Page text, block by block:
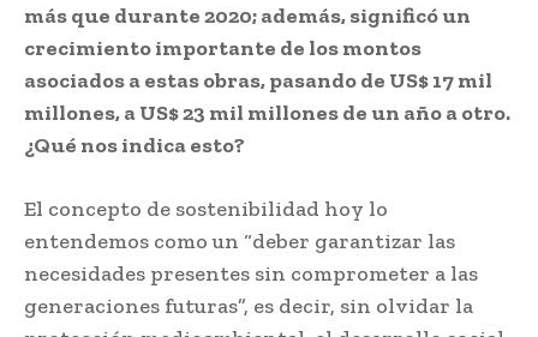
más que durante 2020; además, significó un
crecimiento importante de los montos
asociados a estas obras, pasando de US$ 17 mil
millones, a US$ 23 mil millones de un año a otro.
¿Qué nos indica esto?
El concepto de sostenibilidad hoy lo
entendemos como un “deber garantizar las
necesidades presentes sin comprometer a las
generaciones futuras”, es decir, sin olvidar la